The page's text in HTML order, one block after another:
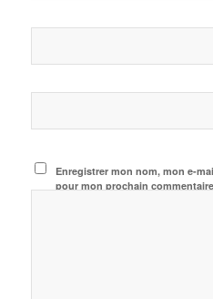
Enregistrer mon nom, mon e-
pour mon prochain